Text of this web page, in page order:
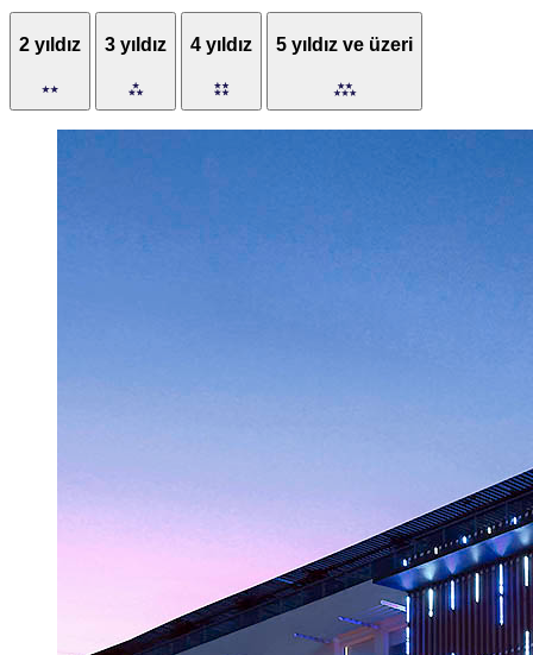
2 yıldız 3 yıldız 4 yıldız 5 yıldız ve üzeri